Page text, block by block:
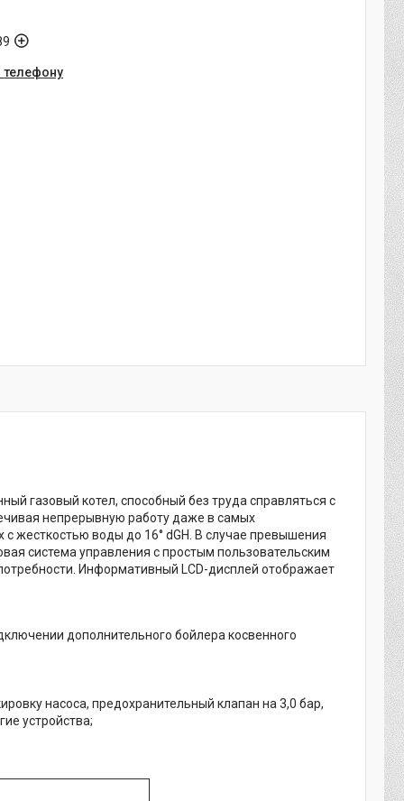
телефону
газовый котел, способный без труда справляться с
непрерывную работу даже в самых
жесткостью воды до 16° dGH. В случае превышения
система управления с простым пользовательским
Информативный LCD-дисплей отображает
дополнительного бойлера косвенного
насоса, предохранительный клапан на 3,0 бар,
устройства;